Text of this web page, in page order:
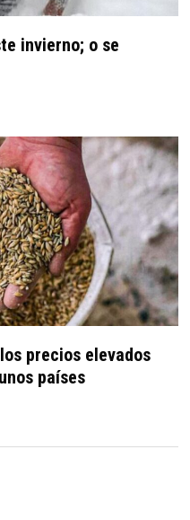
invierno; o se
precios elevados
países